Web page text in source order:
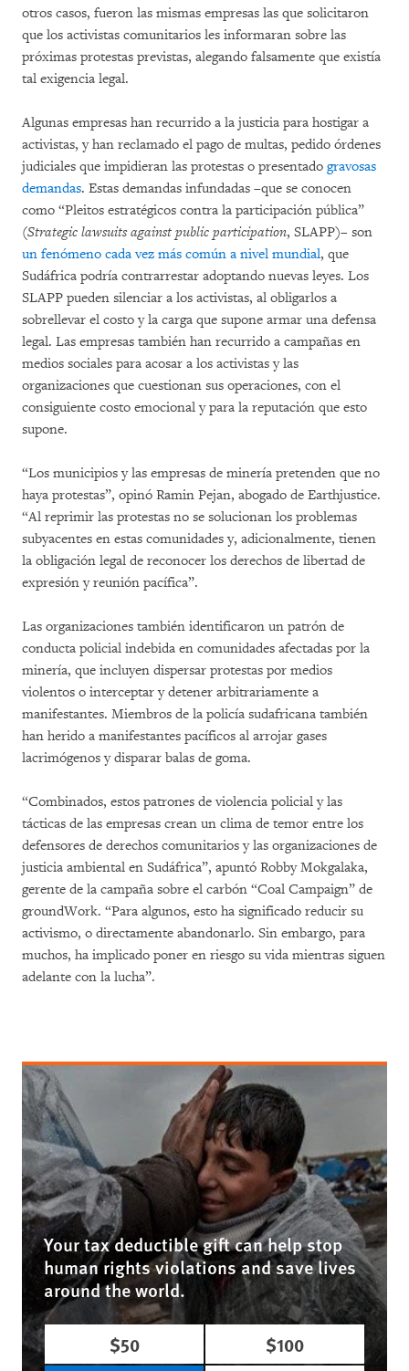
otros casos, fueron las mismas empresas las que solicitaron
que los activistas comunitarios les informaran sobre las
próximas protestas previstas, alegando falsamente que existía
tal exigencia legal.
Algunas empresas han recurrido a la justicia para hostigar a
activistas, y han reclamado el pago de multas, pedido órdenes
judiciales que impidieran las protestas o presentado gravosas
demandas. Estas demandas infundadas –que se conocen
como “Pleitos estratégicos contra la participación pública”
(Strategic lawsuits against public participation, SLAPP)– son
un fenómeno cada vez más común a nivel mundial, que
Sudáfrica podría contrarrestar adoptando nuevas leyes. Los
SLAPP pueden silenciar a los activistas, al obligarlos a
sobrellevar el costo y la carga que supone armar una defensa
legal. Las empresas también han recurrido a campañas en
medios sociales para acosar a los activistas y las
organizaciones que cuestionan sus operaciones, con el
consiguiente costo emocional y para la reputación que esto
supone.
“Los municipios y las empresas de minería pretenden que no
haya protestas”, opinó Ramin Pejan, abogado de Earthjustice.
“Al reprimir las protestas no se solucionan los problemas
subyacentes en estas comunidades y, adicionalmente, tienen
la obligación legal de reconocer los derechos de libertad de
expresión y reunión pacífica”.
Las organizaciones también identificaron un patrón de
conducta policial indebida en comunidades afectadas por la
minería, que incluyen dispersar protestas por medios
violentos o interceptar y detener arbitrariamente a
manifestantes. Miembros de la policía sudafricana también
han herido a manifestantes pacíficos al arrojar gases
lacrimógenos y disparar balas de goma.
“Combinados, estos patrones de violencia policial y las
tácticas de las empresas crean un clima de temor entre los
defensores de derechos comunitarios y las organizaciones de
justicia ambiental en Sudáfrica”, apuntó Robby Mokgalaka,
gerente de la campaña sobre el carbón “Coal Campaign” de
groundWork. “Para algunos, esto ha significado reducir su
activismo, o directamente abandonarlo. Sin embargo, para
muchos, ha implicado poner en riesgo su vida mientras siguen
adelante con la lucha”.
Your tax deductible gift can help stop
human rights violations and save lives
around the world.
$50
$100